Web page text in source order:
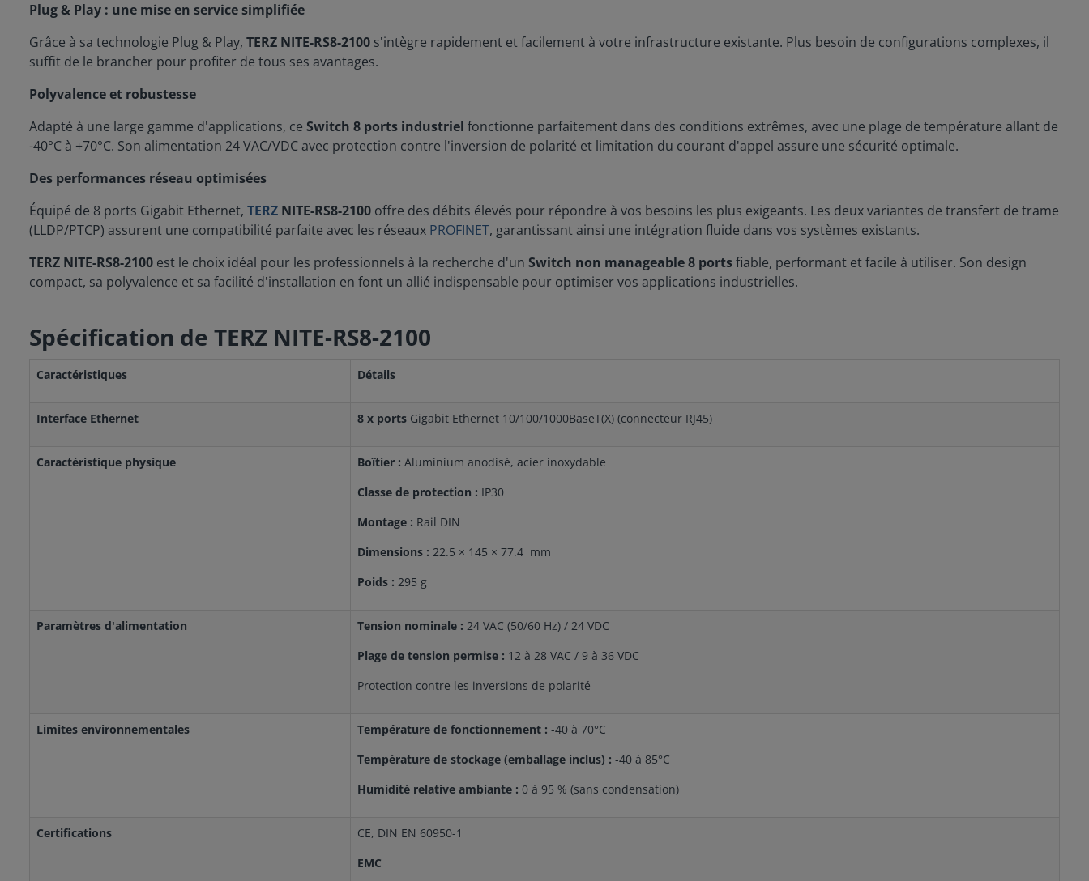
Plug & Play : une mise en service simplifiée
Grâce à sa technologie Plug & Play, TERZ NITE-RS8-2100 s'intègre rapidement et facilement à votre infrastructure existante. Plus besoin de configurations complexes, il
suffit de le brancher pour profiter de tous ses avantages.
Polyvalence et robustesse
Adapté à une large gamme d'applications, ce Switch 8 ports industriel fonctionne parfaitement dans des conditions extrêmes, avec une plage de température allant de
-40°C à +70°C. Son alimentation 24 VAC/VDC avec protection contre l'inversion de polarité et limitation du courant d'appel assure une sécurité optimale.
Des performances réseau optimisées
Équipé de 8 ports Gigabit Ethernet, TERZ NITE-RS8-2100 offre des débits élevés pour répondre à vos besoins les plus exigeants. Les deux variantes de transfert de trame
(LLDP/PTCP) assurent une compatibilité parfaite avec les réseaux PROFINET, garantissant ainsi une intégration fluide dans vos systèmes existants.
TERZ NITE-RS8-2100 est le choix idéal pour les professionnels à la recherche d'un Switch non manageable 8 portsfiable, performant et facile à utiliser. Son design
compact, sa polyvalence et sa facilité d'installation en font un allié indispensable pour optimiser vos applications industrielles.
Spécification de TERZ NITE-RS8-2100
Caractéristiques Détails
Interface Ethernet 8 x ports Gigabit Ethernet 10/100/1000BaseT(X) (connecteur RJ45)
Caractéristique physique Boîtier : Aluminium anodisé, acier inoxydable
Classe de protection : IP30
Montage : Rail DIN
Dimensions : 22.5 × 145 × 77.4 mm
Poids : 295 g
Paramètres d'alimentation Tension nominale : 24 VAC (50/60 Hz) / 24 VDC
Plage de tension permise : 12 à 28 VAC / 9 à 36 VDC
Protection contre les inversions de polarité
Limites environnementales Température de fonctionnement : -40 à 70°C
Température de stockage (emballage inclus) : -40 à 85°C
Humidité relative ambiante : 0 à 95 % (sans condensation)
Certifications
CE, DIN EN 60950-1
EMC